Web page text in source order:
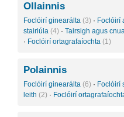
Ollainnis
Foclóirí ginearálta (3) · Foclóirí
stairiúla (4) · Tairsigh agus
· Foclóirí ortagrafaíochta (1)
Polainnis
Foclóirí ginearálta (6) · Foclóirí
leith (2) · Foclóirí